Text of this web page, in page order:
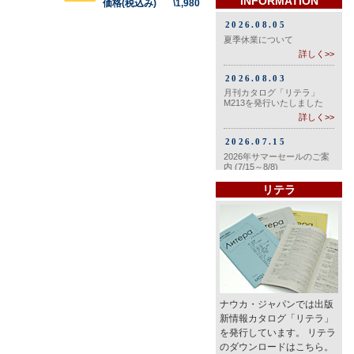
価格(税込み) \1,980
リテラ
ナウカ・ジャパンでは出版
新情報カタログ「リテラ」
を発行しています。 リテラ
のダウンロードはこちら。